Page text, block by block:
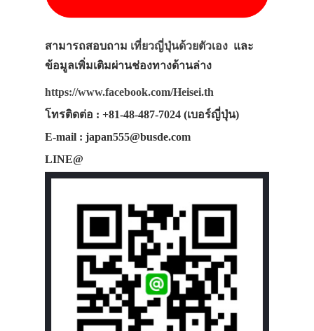
สามารถสอบถาม เที่ยวญี่ปุ่นด้วยตัวเอง และ
ข้อมูลเพิ่มเติมผ่านช่องทางด้านล่าง
https://www.facebook.com/Heisei.th
โทรติดต่อ : +81-48-487-7024 (เบอร์ญี่ปุ่น)
E-mail : japan555@busde.com
LINE@